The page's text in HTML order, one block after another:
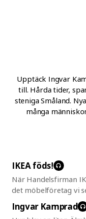
Upptäck Ingvar
till. Hårda tider,
steniga Småland.
många
IKEAföds!
När Handelsfirman
det möbelföretag vi
tidiga år som
klockor och
Ingvar Kamprad